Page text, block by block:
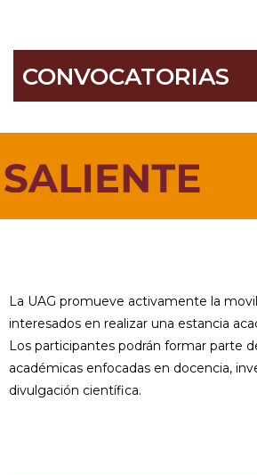
CONVOCATORIAS
La UAG promueve activamente la
interesados en realizar una estancia
Los participantes podrán formar parte
académicas enfocadas en docencia,
divulgación científica.